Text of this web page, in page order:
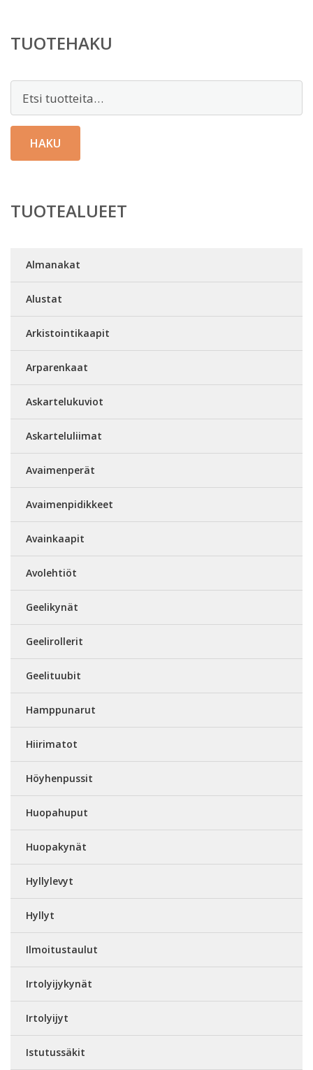
TUOTEHAKU
HAKU
TUOTEALUEET
Almanakat
Alustat
Arkistointikaapit
Arparenkaat
Askartelukuviot
Askarteluliimat
Avaimenperät
Avaimenpidikkeet
Avainkaapit
Avolehtiöt
Geelikynät
Geelirollerit
Geelituubit
Hamppunarut
Hiirimatot
Höyhenpussit
Huopahuput
Huopakynät
Hyllylevyt
Hyllyt
Ilmoitustaulut
Irtolyijykynät
Irtolyijyt
Istutussäkit